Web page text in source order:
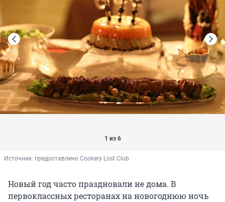
1 из 6
Источник: предоставлено Cookery Lost Club
Новый год часто праздновали не дома. В
первоклассных ресторанах на новогоднюю ночь